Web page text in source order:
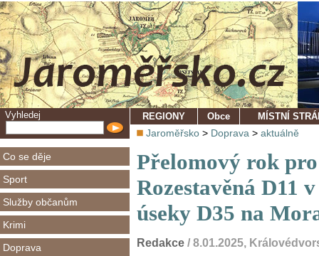
Vyhledej
Co se děje
Sport
Služby občanům
Krimi
Doprava
REGIONY Obce MÍSTNÍ
Jaroměřsko > Doprava > aktuálně
Přelomový rok
Rozestavěná D11
úseky D35 na
Redakce / 8.01.2025,